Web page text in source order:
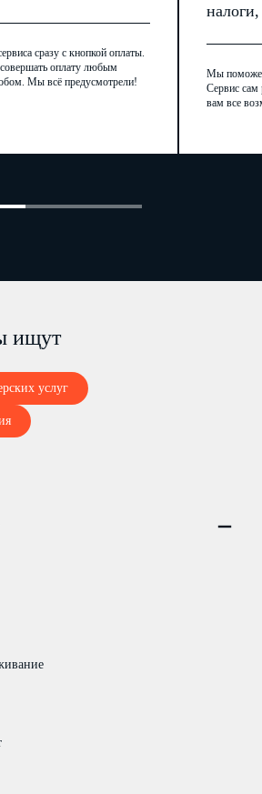
сразу с кнопкой оплаты.
оплату любым
Мы всё предусмотрели!
Мы
Сервис сам
вам все
ищут
услуг